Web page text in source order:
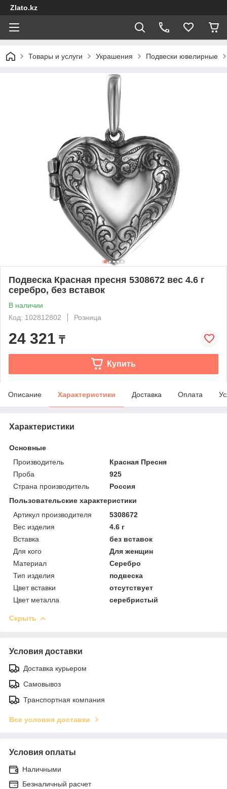
Zlato.kz
Товары и услуги Украшения Подвески ювелирные
Подвеска Красная пресня 5308672 вес 4.6 г
серебро, без вставок
В наличии
Код: 102812802
Розница
24 321 ₸
Купить
Описание Характеристики Доставка Оплата
Характеристики
Основные
Производитель
Красная Пресня
Проба
925
Страна производитель
Россия
Пользовательские характеристики
Артикул производителя
5308672
Вес изделия
4.6 г
Вставка
без вставок
Для кого
Для женщин
Материал
Серебро
Тип изделия
подвеска
Цвет вставки
отсутствует
Цвет металла
серебристый
Скрыть
Условия доставки
Доставка курьером
Самовывоз
Транспортная компания
Все условия доставки
Условия оплаты
Наличными
Безналичный расчет